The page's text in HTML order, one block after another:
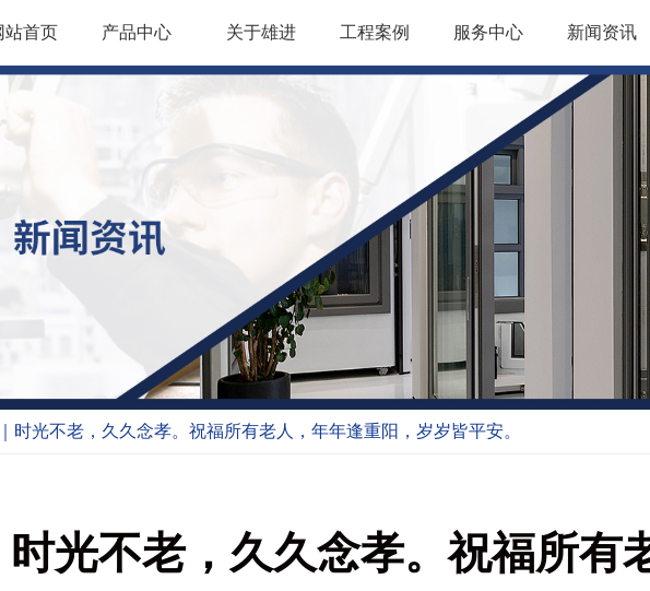
站首页 产品中心 关于雄进 工程案例 服务中心 新闻资讯
时光不老，久久念孝。祝福所有老人，年年逢重阳，岁岁皆平安。
时光不老，久久念孝。祝福所有